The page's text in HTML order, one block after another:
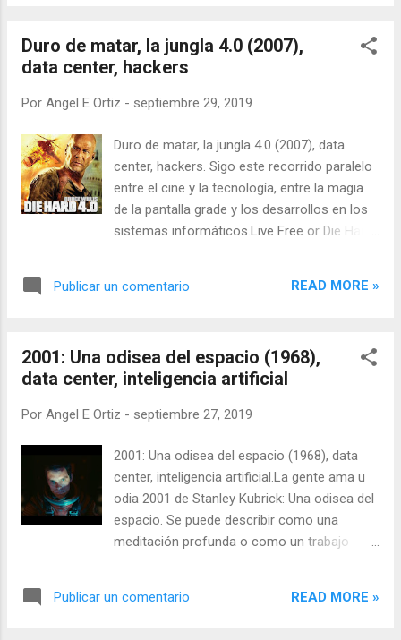
Duro de matar, la jungla 4.0 (2007),
data center, hackers
Por Angel E Ortiz - septiembre 29, 2019
Duro de matar, la jungla 4.0 (2007), data
center, hackers. Sigo este recorrido paralelo
entre el cine y la tecnología, entre la magia
de la pantalla grade y los desarrollos en los
sistemas informáticos.Live Free or Die Hard
nombres en castellano, tanto para
Publicar un comentario READ MORE »
2001: Una odisea del espacio (1968),
data center, inteligencia artificial
Por Angel E Ortiz - septiembre 27, 2019
2001: Una odisea del espacio (1968), data
center, inteligencia artificial.La gente ama u
odia 2001 de Stanley Kubrick: Una odisea del
espacio. Se puede describir como una
meditación profunda o como un trabajo
mucho bien en la película. El material fuente
Publicar un comentario READ MORE »